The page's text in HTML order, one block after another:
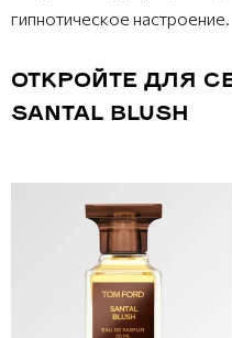
гипнотическое настроение.
ОТКРОЙТЕ ДЛЯ
SANTAL BLUSH